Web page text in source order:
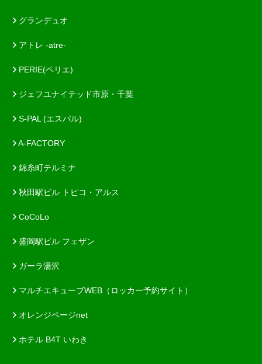
グランデュオ
アトレ -atre-
PERIE(ペリエ)
ジェフユナイテッド市原・千葉
S-PAL (エスパル)
A-FACTORY
錦糸町テルミナ
秋田駅ビル トピコ・アルス
CoCoLo
盛岡駅ビル フェザン
ガーラ湯沢
マルチエキューブWEB（ロッカー予約サイト）
オレンジページnet
ホテル B4T いわき